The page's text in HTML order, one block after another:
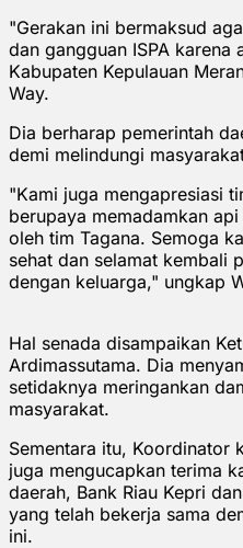
"Gerakan ini bermaksud
dan gangguan ISPA karena
Kabupaten Kepulauan
Way.
Dia berharap pemerintah
demi melindungi
"Kami juga mengapresiasi
berupaya memadamkan
oleh tim Tagana. Semoga
sehat dan selamat kembali
dengan keluarga," ungkap
Hal senada disampaikan
Ardimassutama. Dia
setidaknya meringankan
masyarakat.
Sementara itu, Koordinator
juga mengucapkan terima
daerah, Bank Riau Kepri
yang telah bekerja sama
ini.